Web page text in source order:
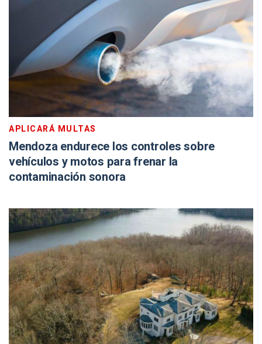
APLICARÁ MULTAS
Mendoza endurece los controles sobre
vehículos y motos para frenar la
contaminación sonora